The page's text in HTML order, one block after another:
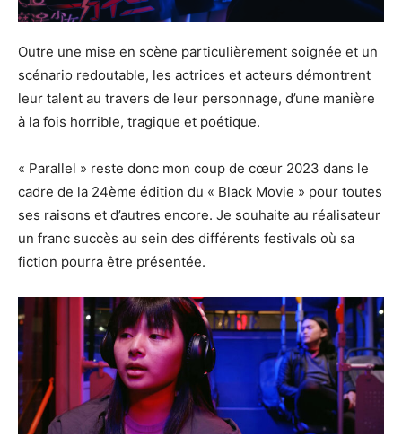
Outre une mise en scène particulièrement soignée et un
scénario redoutable, les actrices et acteurs démontrent
leur talent au travers de leur personnage, d’une manière
à la fois horrible, tragique et poétique.
« Parallel » reste donc mon coup de cœur 2023 dans le
cadre de la 24ème édition du « Black Movie » pour toutes
ses raisons et d’autres encore. Je souhaite au réalisateur
un franc succès au sein des différents festivals où sa
fiction pourra être présentée.